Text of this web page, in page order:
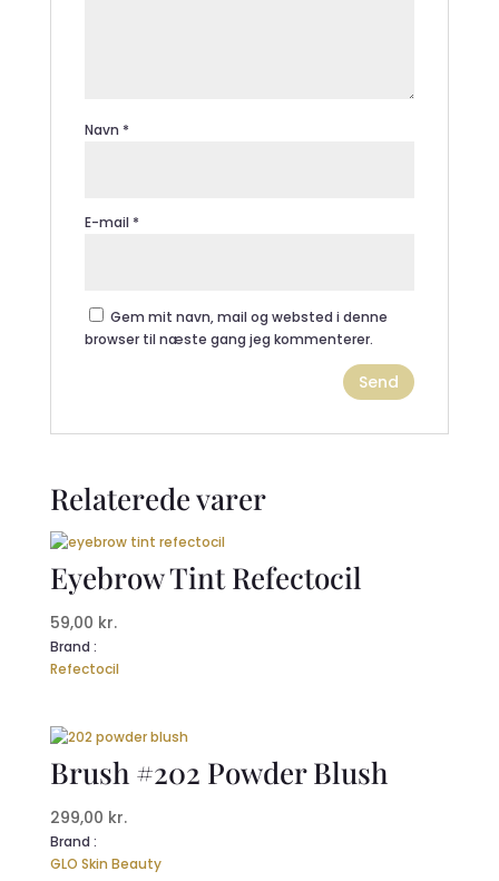
Navn *
E-mail *
Gem mit navn, mail og websted i denne
browser til næste gang jeg kommenterer.
Relaterede varer
Eyebrow Tint Refectocil
59,00 kr.
Brand :
Refectocil
Brush #202 Powder Blush
299,00 kr.
Brand :
GLO Skin Beauty